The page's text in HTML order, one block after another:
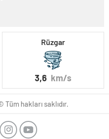
Rüzgar
3,6 km/s
hakları saklıdır.